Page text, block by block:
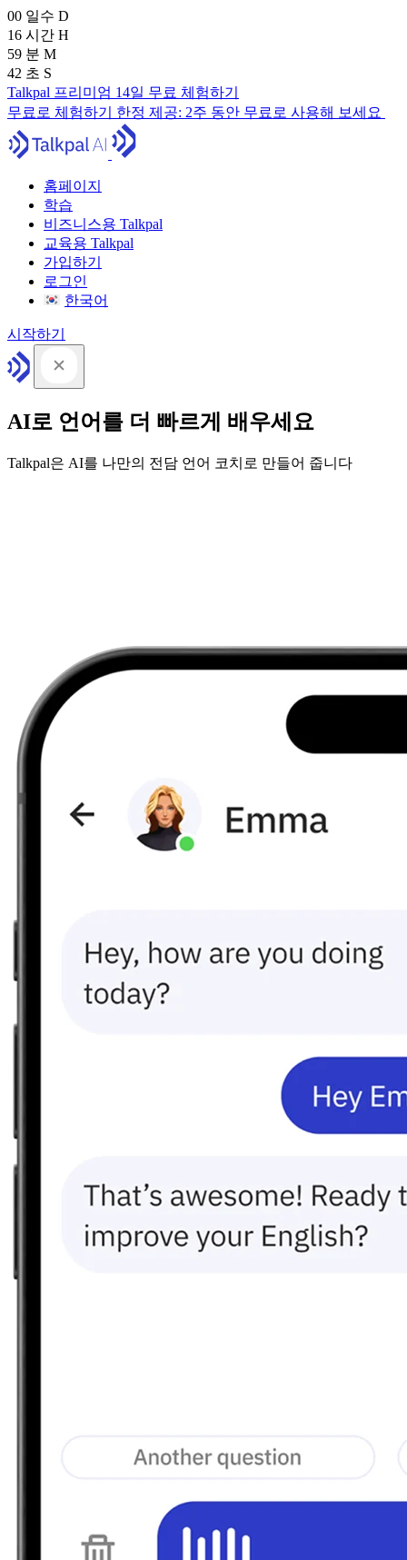
00 일수 D
16 시간 H
59 분 M
41 초 S
Talkpal 프리미엄 14일 무료 체험하기
무료로 체험하기 한정 제공: 2주 동안 무료로 사용해 보세요
홈페이지
학습
비즈니스용 Talkpal
교육용 Talkpal
가입하기
로그인
한국어
시작하기
AI로 언어를 더 빠르게 배우세요
Talkpal은 AI를 나만의 전담 언어 코치로 만들어 줍니다